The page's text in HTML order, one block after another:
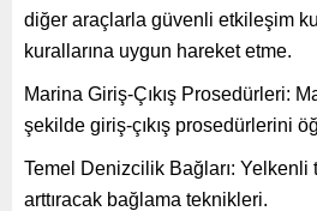
diğer araçlarla güvenli etkileşim
kurallarına uygun hareket etme.
Marina Giriş-Çıkış Prosedürleri:
şekilde giriş-çıkış prosedürlerini
Temel Denizcilik Bağları:
arttıracak bağlama teknikleri.